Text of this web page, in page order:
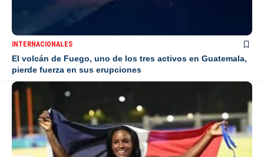
INTERNACIONALES
El volcán de Fuego, uno de los tres activos en Guatemala,
pierde fuerza en sus erupciones